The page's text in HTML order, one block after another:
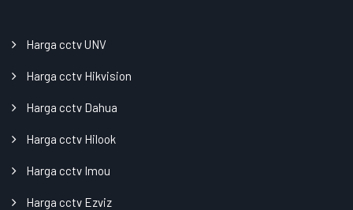
Harga cctv UNV
Harga cctv Hikvision
Harga cctv Dahua
Harga cctv Hilook
Harga cctv Imou
Harga cctv Ezviz